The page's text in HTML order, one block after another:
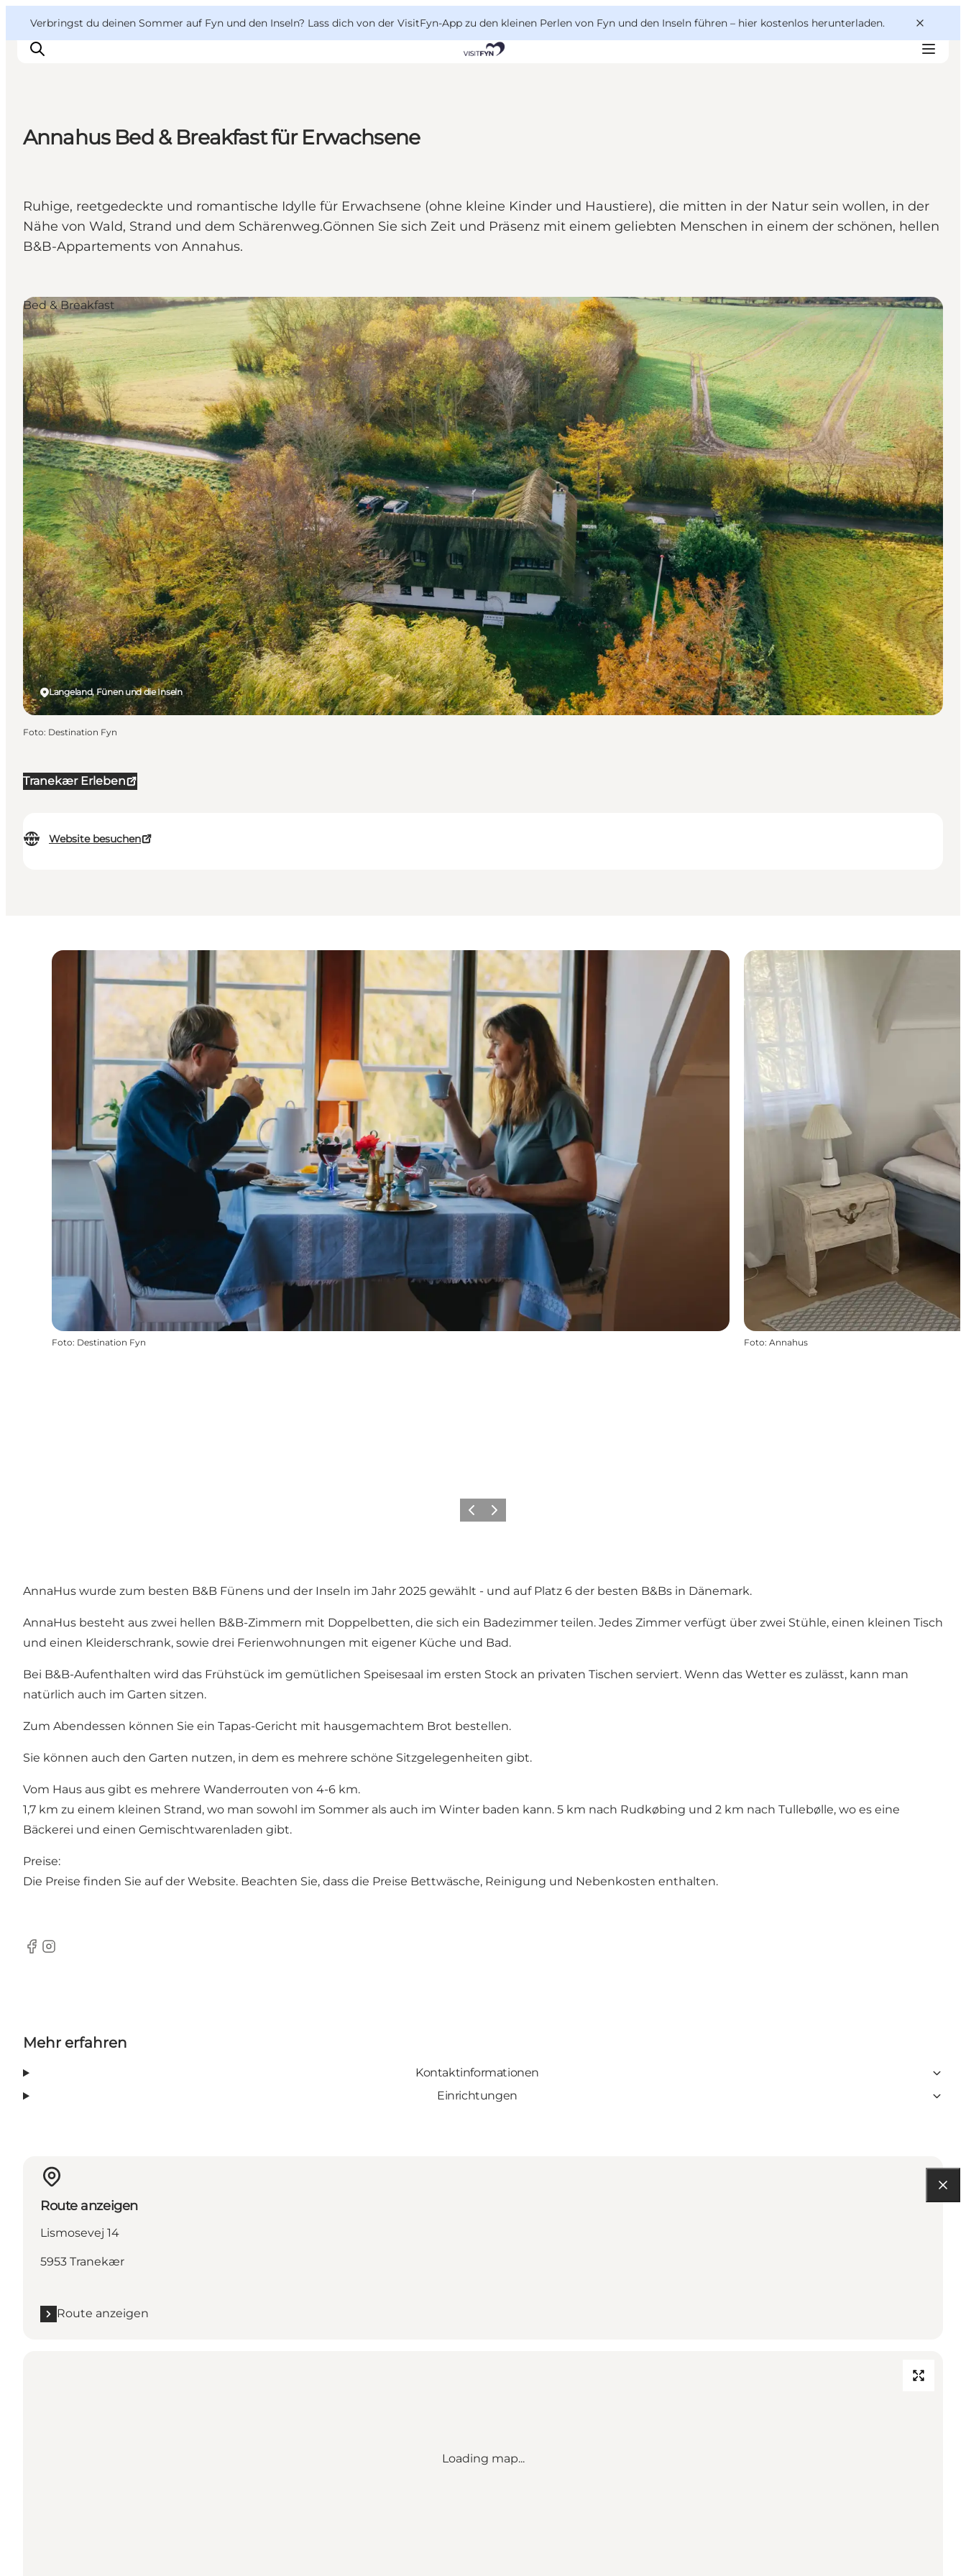
Verbringst du deinen Sommer auf Fyn und den Inseln? Lass dich von der VisitFyn-App zu den kleinen Perlen von Fyn und den Inseln führen – hier kostenlos herunterladen.
Essen & trinken
Übernachtung
VisitFyn
Deutsch
Annahus Bed & Breakfast für Erwachsene
Ruhige, reetgedeckte und romantische Idylle für Erwachsene (ohne kleine Kinder und Haustiere), die mitten in der Natur sein wollen, in der
Nähe von Wald, Strand und dem Schärenweg.Gönnen Sie sich Zeit und Präsenz mit einem geliebten Menschen in einem der schönen, hellen
B&B-Appartements von Annahus.
Tranekær Erleben
Website besuchen
Langeland, Fünen und die Inseln
Bed & Breakfast
Foto: Destination Fyn
Foto: Destination Fyn Foto: Annahus
ZurückWeiter
AnnaHus wurde zum besten B&B Fünens und der Inseln im Jahr 2025 gewählt - und auf Platz 6 der besten B&Bs in Dänemark.
AnnaHus besteht aus zwei hellen B&B-Zimmern mit Doppelbetten, die sich ein Badezimmer teilen. Jedes Zimmer verfügt über zwei Stühle, einen kleinen Tisch
und einen Kleiderschrank, sowie drei Ferienwohnungen mit eigener Küche und Bad.
Bei B&B-Aufenthalten wird das Frühstück im gemütlichen Speisesaal im ersten Stock an privaten Tischen serviert. Wenn das Wetter es zulässt, kann man
natürlich auch im Garten sitzen.
Zum Abendessen können Sie ein Tapas-Gericht mit hausgemachtem Brot bestellen.
Sie können auch den Garten nutzen, in dem es mehrere schöne Sitzgelegenheiten gibt.
Vom Haus aus gibt es mehrere Wanderrouten von 4-6 km.
1,7 km zu einem kleinen Strand, wo man sowohl im Sommer als auch im Winter baden kann. 5 km nach Rudkøbing und 2 km nach Tullebølle, wo es eine
Bäckerei und einen Gemischtwarenladen gibt.
Preise:
Die Preise finden Sie auf der Website. Beachten Sie, dass die Preise Bettwäsche, Reinigung und Nebenkosten enthalten.
Facebook
Instagram
Mehr erfahren
Kontaktinformationen
Einrichtungen
Route anzeigen
Lismosevej 14
5953 Tranekær
Route anzeigen
Loading map...